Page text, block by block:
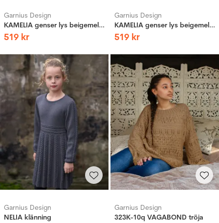
Garnius Design
KAMELIA genser lys beigemelert
519 kr
Garnius Design
KAMELIA genser lys beigemelert
519 kr
Garnius Design
NELIA klänning
Garnius Design
323K-10q VAGABOND tröja